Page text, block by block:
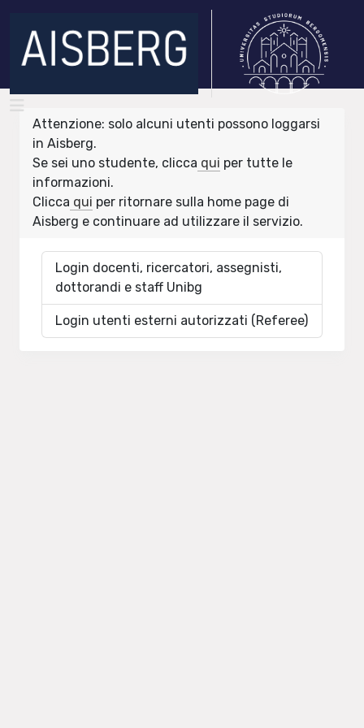
Attenzione: solo alcuni utenti possono loggarsi
in Aisberg.
Se sei uno studente, clicca qui per tutte le
informazioni.
Clicca qui per ritornare sulla home page di
Aisberg e continuare ad utilizzare il servizio.
Login docenti, ricercatori, assegnisti,
dottorandi e staff Unibg
Login utenti esterni autorizzati (Referee)